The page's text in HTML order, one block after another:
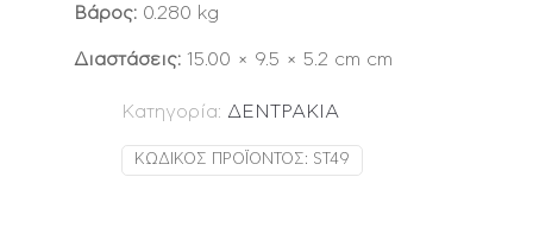
Βάρος: 0.280 kg
Διαστάσεις: 15.00 × 9.5 × 5.2 cm cm
Κατηγορία: ΔΕΝΤΡΑΚΙΑ
ΚΩΔΙΚΌΣ ΠΡΟΪΌΝΤΟΣ: ST49